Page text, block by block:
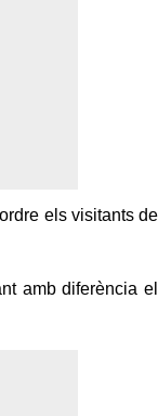
els visitants de
amb diferència el